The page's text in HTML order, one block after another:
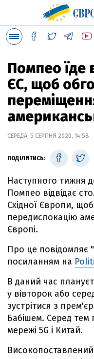
Помпео їде
ЄС, щоб
СЕРЕДА, 5 СЕРПНЯ 2020, 14:58
ПОДІЛИТИСЬ:
Наступного тижня
Помпео відвідає
Східної Європи,
передислокацію
Європі.
Про це повідомляє
посиланням на
В даний час
у вівторок або
зустрітися з
Бабішем. Серед тем
мережі 5G і Китай.